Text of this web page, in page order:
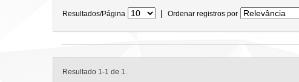
Resultados/Página | Ordenar registros por
Resultado 1-1 de 1.